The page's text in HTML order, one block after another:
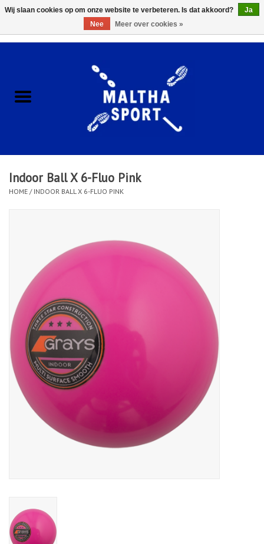
ACCESSOIRES/HARDWARE
KLEDING
CLUBSHOPS
Afspraak Loop Analyse
Diensten
Merken
Indoor Ball X 6-Fluo Pink
HOME / INDOOR BALL X 6-FLUO PINK
Wij slaan cookies op om onze website te verbeteren. Is dat akkoord?
Ja
Nee
Meer over cookies »